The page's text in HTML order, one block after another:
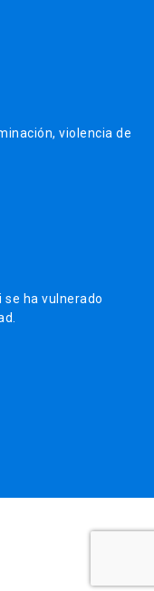
violencia de
ha vulnerado